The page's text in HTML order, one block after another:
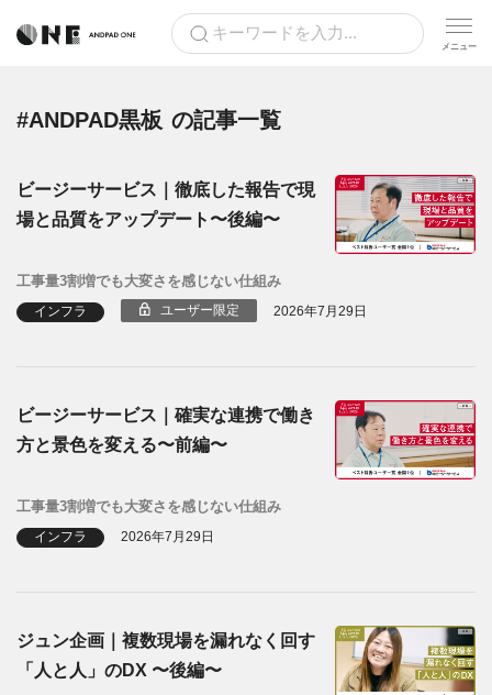
#ANDPAD黒板 の記事一覧
ビージーサービス｜徹底した報告で現
場と品質をアップデート〜後編〜
工事量3割増でも大変さを感じない仕組み
インフラ ユーザー限定 2026年7月29日
ビージーサービス｜確実な連携で働き
方と景色を変える〜前編〜
工事量3割増でも大変さを感じない仕組み
インフラ 2026年7月29日
ジュン企画｜複数現場を漏れなく回す
「人と人」のDX 〜後編〜